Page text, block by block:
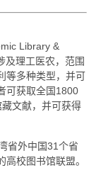
Library &
及理工医农，范围
等多种类型，并可
可获取全国1800
文献，并可获得
省外中国31个省
高校图书馆联盟。